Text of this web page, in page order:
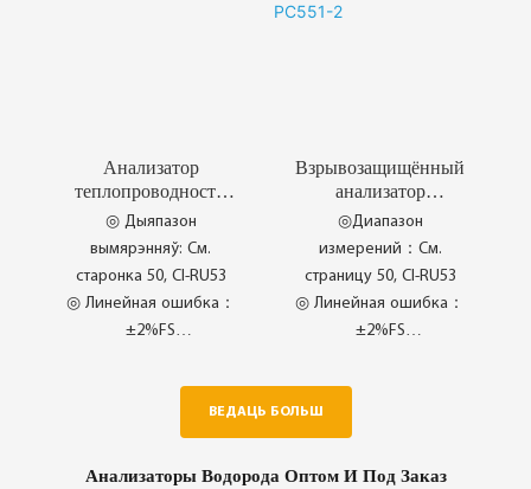
Анализатор
теплопроводности
CI-PC58
◎ Дыяпазон
вымярэнняў: См.
старонка 50, CI-RU53
◎ Линейная ошибка：
±2%FS
◎ Выключная
міжнародная якасць
Взрывозащищённый
анализатор
теплопроводности
CI-PC551-2
◎Диапазон
измерений：См.
страницу 50, CI-RU53
◎ Линейная ошибка：
±2%FS
◎ Паслядоўнае
забеспячэнне якасці
ВЕДАЦЬ БОЛЬШ
Анализаторы Водорода Оптом И Под Заказ